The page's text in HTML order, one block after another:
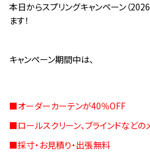
本日からスプリングキャンペーン（
ます！
キャンペーン期間中は、
■オーダーカーテンが40％OFF
■ロールスクリーン、ブラインドなど
■採寸・お見積り・出張無料